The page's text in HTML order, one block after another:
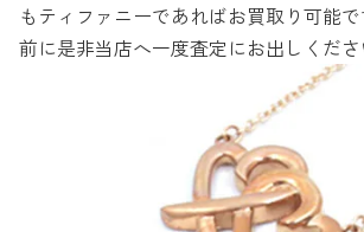
もティファニーであればお買取り可能
前に是非当店へ一度査定にお出しくださ